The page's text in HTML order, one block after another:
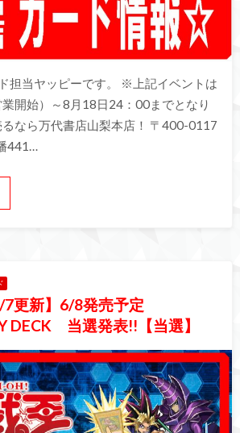
担当ヤッピーです。 ※上記イベントは
開始）～8月18日24：00までとなり
なら万代書店山梨本店！ 〒400-0117
441…
7更新】6/8発売予定
DECK 当選発表!!【当選】